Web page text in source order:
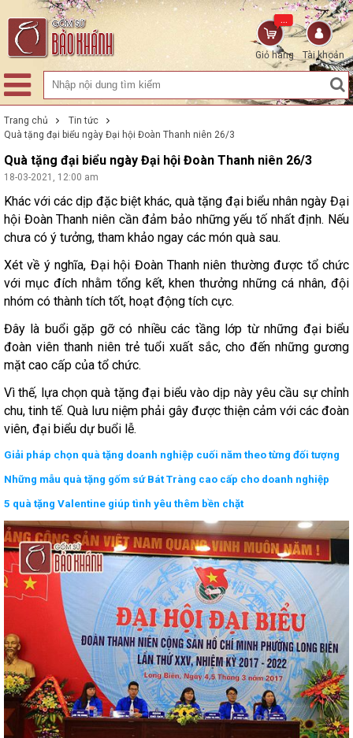
Tài khoản
Giỏ hàng
...
Trang chủ
Tin tức
Quà tặng đại biểu ngày Đại hội Đoàn Thanh niên 26/3
Quà tặng đại biểu ngày Đại hội Đoàn Thanh niên 26/3
18-03-2021, 12:00 am
Khác với các dịp đặc biệt khác, quà tặng đại biểu nhân ngày Đại
hội Đoàn Thanh niên cần đảm bảo những yếu tố nhất định. Nếu
chưa có ý tưởng, tham khảo ngay các món quà sau.
Xét về ý nghĩa, Đại hội Đoàn Thanh niên thường được tổ chức
với mục đích nhằm tổng kết, khen thưởng những cá nhân, đội
nhóm có thành tích tốt, hoạt động tích cực.
Đây là buổi gặp gỡ có nhiều các tầng lớp từ những đại biểu
đoàn viên thanh niên trẻ tuổi xuất sắc, cho đến những gương
mặt cao cấp của tổ chức.
Vì thế, lựa chọn quà tặng đại biểu vào dịp này yêu cầu sự chỉnh
chu, tinh tế. Quà lưu niệm phải gây được thiện cảm với các đoàn
viên, đại biểu dự buổi lễ.
Giải pháp chọn quà tặng doanh nghiệp cuối năm theo từng đối tượng
Những mẫu quà tặng gốm sứ Bát Tràng cao cấp cho doanh nghiệp
5 quà tặng Valentine giúp tình yêu thêm bền chặt